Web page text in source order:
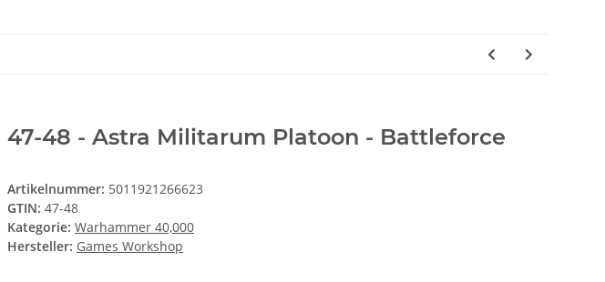
47-48 - Astra Militarum Platoon - Battleforce
Artikelnummer: 5011921266623
GTIN: 47-48
Kategorie: Warhammer 40,000
Hersteller: Games Workshop